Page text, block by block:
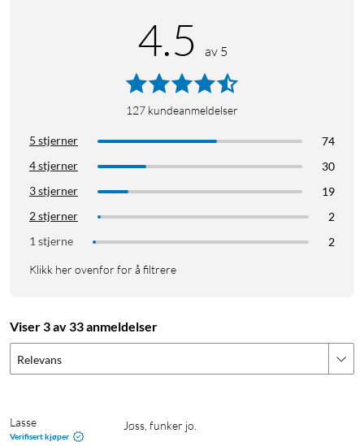
4.5 av 5
127 kundeanmeldelser
5 stjerner
74
4 stjerner
30
3 stjerner
19
2 stjerner
2
1 stjerne
2
Klikk her ovenfor for å filtrere
Viser 3 av 33 anmeldelser
Relevans
Lasse
Verifisert kjøper
Jøss, funker jo.